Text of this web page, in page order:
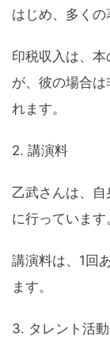
はじめ、多くの
印税収入は、
が、彼の場合
れます。
2. 講演料
乙武さんは、
に行っています
講演料は、1回
ます。
3. タレント活動